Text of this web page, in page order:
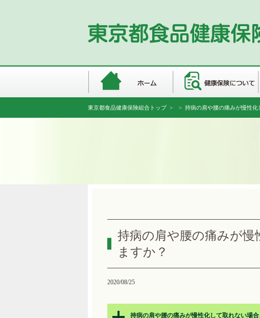
東京都食品健康保険組合トップ> > 持病の肩や腰の痛みが慢性化
持病の肩や腰の痛みが慢
ますか？
2020/08/25
持病の肩や腰の痛みが慢性化して取れない場